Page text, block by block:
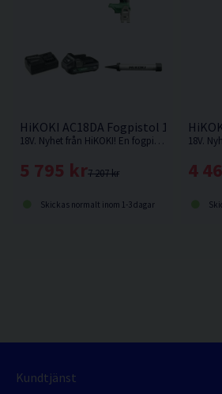
HiKOKI AC18DA Fogpistol 18V
18V. Nyhet från HiKOKI! En fogpistol med verktygslöst byte av tillbehör och autoreverserande droppspärrfunktion.
7 207 kr
5 795 kr
Skickas normalt inom 1-3 dagar
4
Kundtjänst